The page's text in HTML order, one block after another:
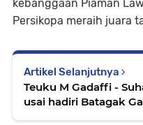
kebanggaan Piaman
Persikopa meraih juara
Artikel Selanjutnya
Teuku M Gadaffi -
usai hadiri Batagak